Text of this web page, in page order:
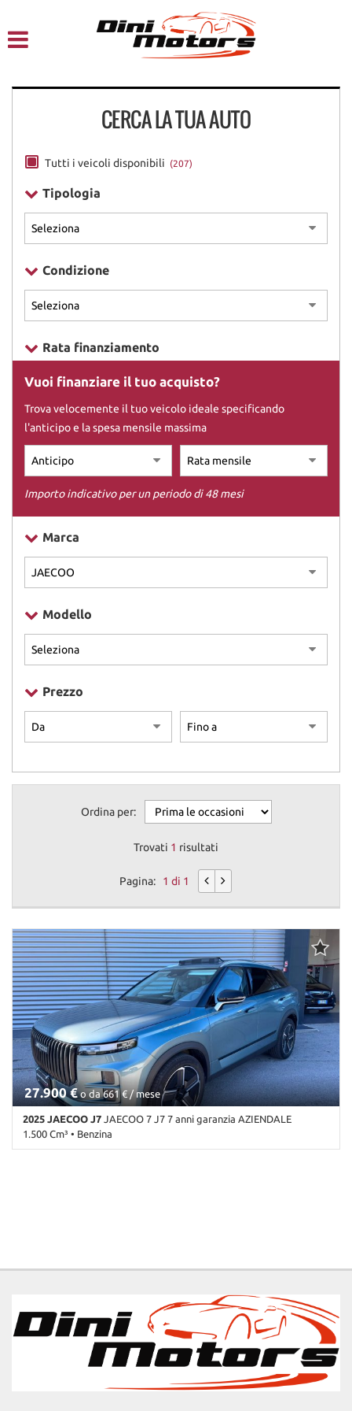
NOLEGGIO A BREVE TERMINE
ACQUISTIAMO USATO
ASSISTENZA
CERCA LA TUA AUTO
Tutti i veicoli disponibili (207)
Tipologia
Condizione
Rata finanziamento
Vuoi finanziare il tuo acquisto?
Trova velocemente il tuo veicolo ideale specificando
l'anticipo e la spesa mensile massima
Importo indicativo per un periodo di 48 mesi
Marca
Modello
Prezzo
Ordina per:
Trovati 1 risultati
Pagina: 1 di 1
27.900 €o da 661 € / mese
2025 JAECOO J7 JAECOO 7 J7 7 anni garanzia AZIENDALE
1.500 Cm³ • Benzina
elettronico della corsia • Controllo trazione • Cruise Control • ESP
• Fari al laser • Fari di profondità antiabbagliamento • Fari
direzionali • Fari full-LED • Fari LED • Fendinebbia • Frenata
d'emergenza assistita • Freno di stazionamento elettrico • Head-up
display • Immobilizzatore elettronico • Interni in pelle • Kit
antipanne • Luce d'ambiente • Luci diurne • Luci diurne LED •
Marmitta catalitica • Monitoraggio pressione pneumatici • MP3 •